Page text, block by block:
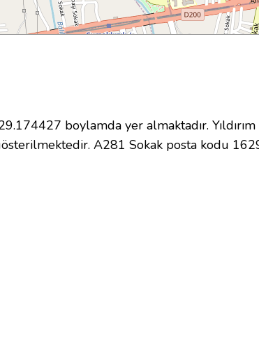
boylamda yer almaktadır. Yıldırım
A281 Sokak posta kodu